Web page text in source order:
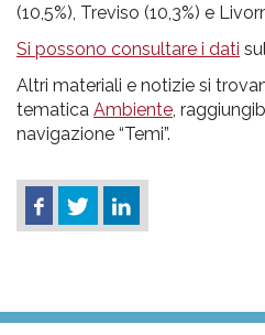
(10,5%), Treviso (10,3%) e
Si possono consultare i dati
Altri materiali e notizie si
tematica Ambiente ,
navigazione “Temi”.